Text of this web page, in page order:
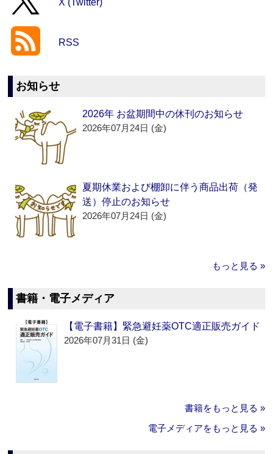
X (Twitter)
RSS
お知らせ
2026年 お盆期間中の休刊のお知らせ
2026年07月24日 (金)
夏期休業および棚卸に伴う商品出荷（発
送）停止のお知らせ
2026年07月24日 (金)
もっと見る »
書籍・電子メディア
【電子書籍】緊急避妊薬OTC適正販売ガイド
2026年07月31日 (金)
書籍をもっと見る »
電子メディアをもっと見る »